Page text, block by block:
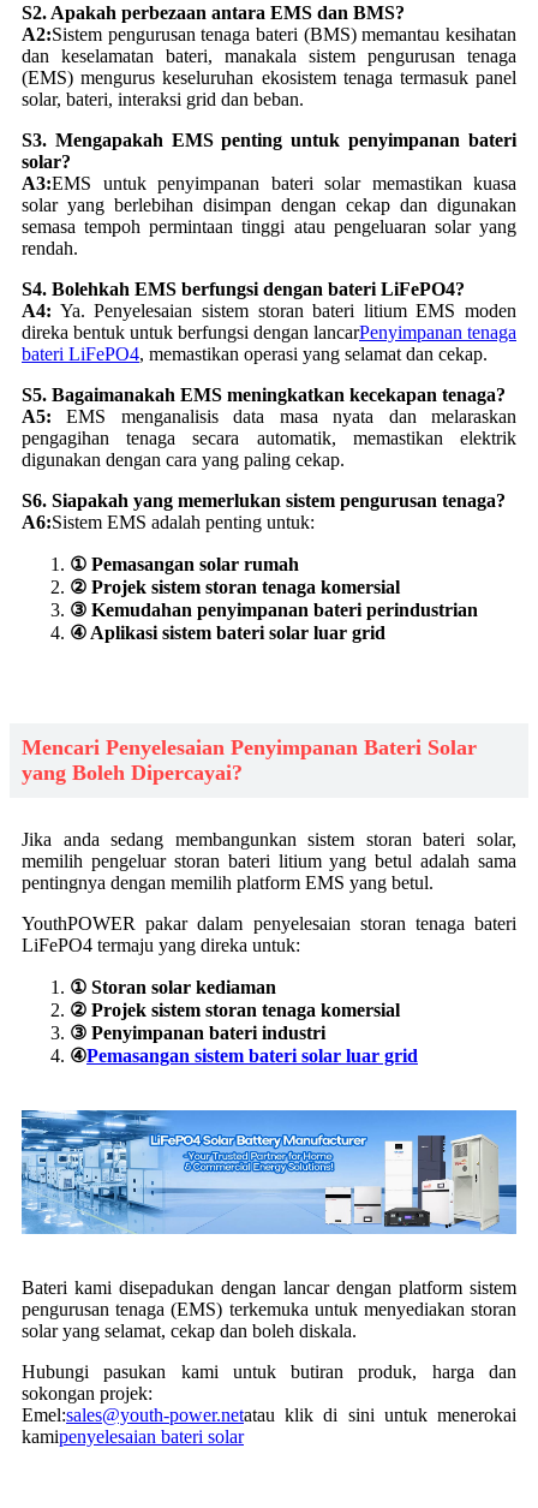
S2. Apakah perbezaan antara EMS dan BMS?
A2:Sistem pengurusan tenaga bateri (BMS) memantau kesihatan
dan keselamatan bateri, manakala sistem pengurusan tenaga
(EMS) mengurus keseluruhan ekosistem tenaga termasuk panel
solar, bateri, interaksi grid dan beban.
S3. Mengapakah EMS penting untuk penyimpanan bateri
solar?
A3:EMS untuk penyimpanan bateri solar memastikan kuasa
solar yang berlebihan disimpan dengan cekap dan digunakan
semasa tempoh permintaan tinggi atau pengeluaran solar yang
rendah.
S4. Bolehkah EMS berfungsi dengan bateri LiFePO4?
A4: Ya. Penyelesaian sistem storan bateri litium EMS moden
direka bentuk untuk berfungsi dengan lancarPenyimpanan tenaga
bateri LiFePO4, memastikan operasi yang selamat dan cekap.
S5. Bagaimanakah EMS meningkatkan kecekapan tenaga?
A5:
EMS menganalisis data masa nyata dan melaraskan
pengagihan tenaga secara automatik, memastikan elektrik
digunakan dengan cara yang paling cekap.
S6. Siapakah yang memerlukan sistem pengurusan tenaga?
A6:Sistem EMS adalah penting untuk:
① Pemasangan solar rumah
② Projek sistem storan tenaga komersial
③ Kemudahan penyimpanan bateri perindustrian
④ Aplikasi sistem bateri solar luar grid
Mencari Penyelesaian Penyimpanan Bateri Solar
yang Boleh Dipercayai?
Jika anda sedang membangunkan sistem storan bateri solar,
memilih pengeluar storan bateri litium yang betul adalah sama
pentingnya dengan memilih platform EMS yang betul.
YouthPOWER pakar dalam penyelesaian storan tenaga bateri
LiFePO4 termaju yang direka untuk:
① Storan solar kediaman
② Projek sistem storan tenaga komersial
③ Penyimpanan bateri industri
④Pemasangan sistem bateri solar luar grid
Bateri kami disepadukan dengan lancar dengan platform sistem
pengurusan tenaga (EMS) terkemuka untuk menyediakan storan
solar yang selamat, cekap dan boleh diskala.
Hubungi pasukan kami untuk butiran produk, harga dan
sokongan projek:
Emel:sales@youth-power.netatau klik di sini untuk menerokai
kamipenyelesaian bateri solar